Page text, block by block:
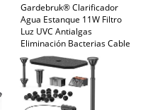
Gardebruk® Clarificador
Agua Estanque 11W Filtro
Luz UVC Antialgas
Eliminación Bacterias Cable
5 m con 3 Adaptadores de
Conexión Aclarador Acuario
Jardín Resistente